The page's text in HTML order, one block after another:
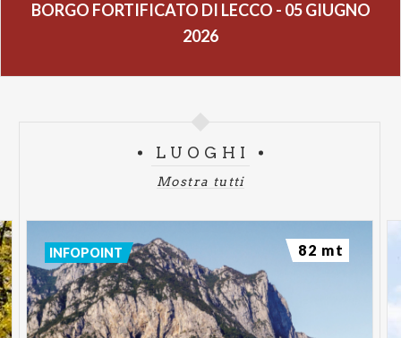
BORGO FORTIFICATO DI LECCO - 05 GIUGNO
2026
LUOGHI
Mostra tutti
INFOPOINT 82 mt